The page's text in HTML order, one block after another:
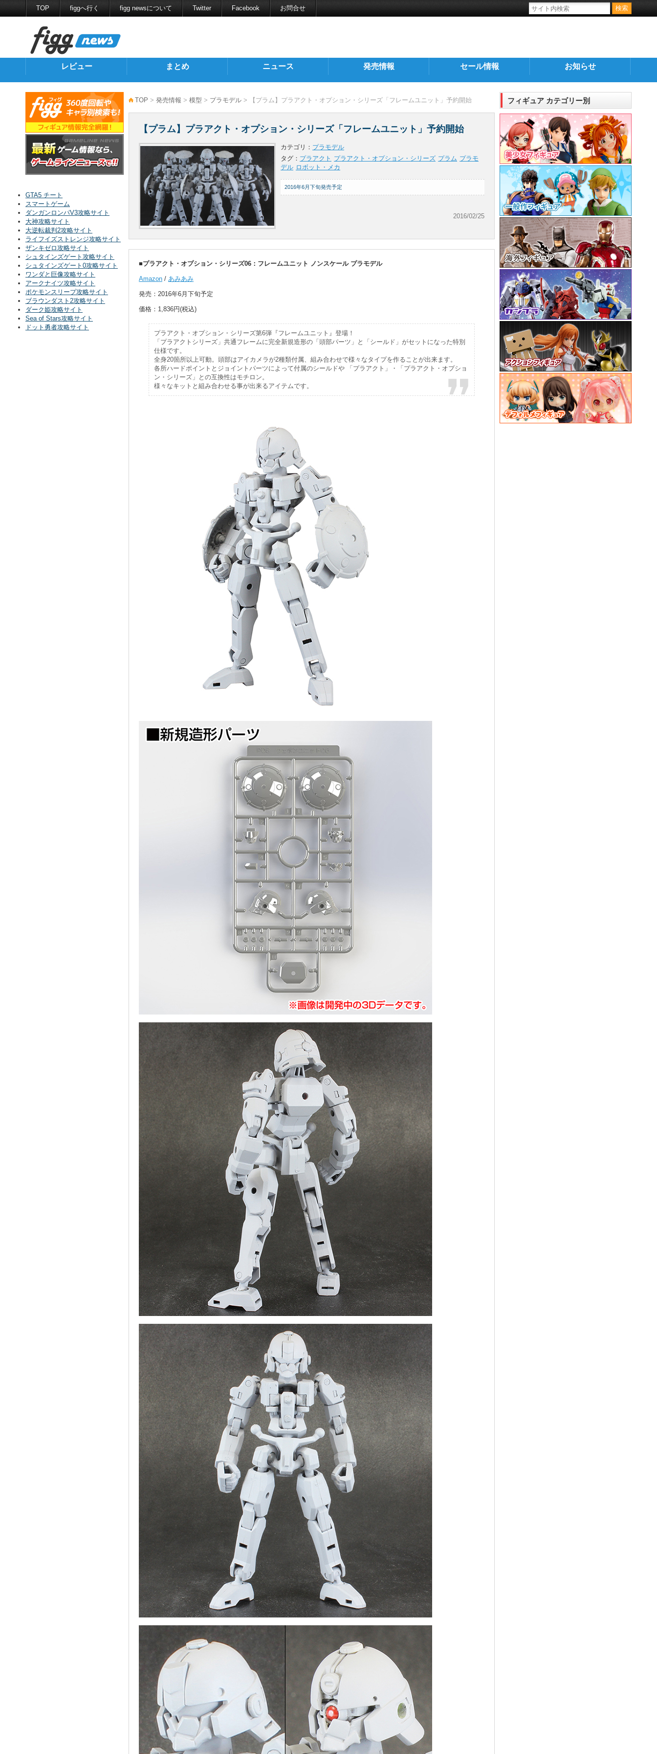
TOP figgへ行く figg newsについて Twitter Facebook お問合せ
レビュー まとめ ニュース 発売情報 セール情報 お知らせ
TOP > 発売情報 > 模型 > プラモデル > 【プラム】プラアクト・オプション・シリーズ「フレームユニット」予約開始
【プラム】プラアクト・オプション・シリーズ「フレームユニット」予約開始
カテゴリ： プラモデル
タグ： プラアクト プラアクト・オプション・シリーズ プラム プラモ
デル ロボット・メカ
2016/02/25
2016年6月下旬発売予定
■プラアクト・オプション・シリーズ06：フレームユニット ノンスケール プラモデル
Amazon / あみあみ
発売：2016年6月下旬予定
価格：1,836円(税込)
プラアクト・オプション・シリーズ第6弾『フレームユニット』登場！
「プラアクトシリーズ」共通フレームに完全新規造形の「頭部パーツ」と「シールド」がセットになった特別
仕様です。
全身20箇所以上可動。頭部はアイカメラが2種類付属、組み合わせで様々なタイプを作ることが出来ます。
各所ハードポイントとジョイントパーツによって付属のシールドや 「プラアクト」・「プラアクト・オプショ
ン・シリーズ」との互換性はモチロン。
様々なキットと組み合わせる事が出来るアイテムです。
GTA5 チート
スマートゲーム
ダンガンロンパV3攻略サイト
大神攻略サイト
大逆転裁判2攻略サイト
ライフイズストレンジ攻略サイト
ザンキゼロ攻略サイト
シュタインズゲート攻略サイト
シュタインズゲート0攻略サイト
ワンダと巨像攻略サイト
アークナイツ攻略サイト
ポケモンスリープ攻略サイト
ブラウンダスト2攻略サイト
ダーク姫攻略サイト
Sea of Stars攻略サイト
ドット勇者攻略サイト
フィギュア カテゴリー別